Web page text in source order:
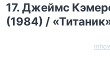
17. Джеймс
(1984) /